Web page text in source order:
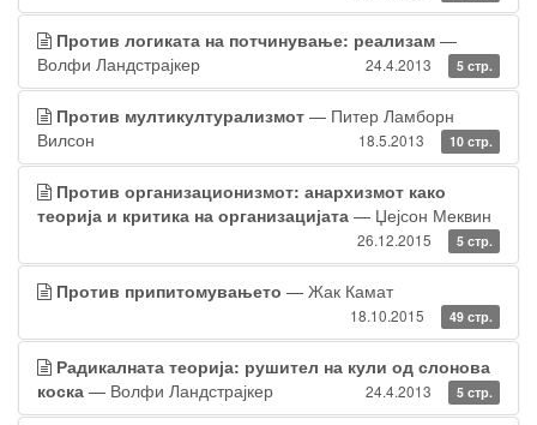
Против логиката на потчинување: реализам —
Волфи Ландстрајкер
24.4.2013 5 стр.
Против мултикултурализмот — Питер Ламборн
Вилсон
18.5.2013 10 стр.
Против организационизмот: анархизмот како
теорија и критика на организацијата — Џејсон Меквин
26.12.2015 5 стр.
Против припитомувањето — Жак Камат
18.10.2015 49 стр.
Радикалната теорија: рушител на кули од слонова
коска — Волфи Ландстрајкер 24.4.2013 5 стр.